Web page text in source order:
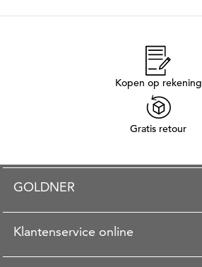
Kopen op rekening
Gratis retour
GOLDNER
Klantenservice online